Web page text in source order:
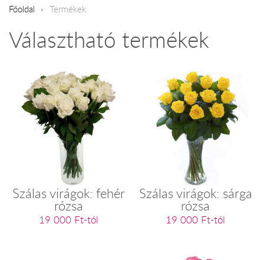
Főoldal Termékek
Választható termékek
Szálas virágok: fehér
rózsa
19 000 Ft-tól
Szálas virágok: sárga
rózsa
19 000 Ft-tól